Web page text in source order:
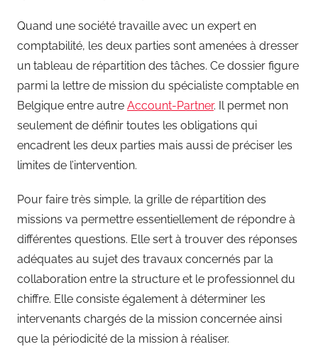
Quand une société travaille avec un expert en
comptabilité, les deux parties sont amenées à dresser
un tableau de répartition des tâches. Ce dossier figure
parmi la lettre de mission du spécialiste comptable en
Belgique entre autre Account-Partner. Il permet non
seulement de définir toutes les obligations qui
encadrent les deux parties mais aussi de préciser les
limites de l’intervention.
Pour faire très simple, la grille de répartition des
missions va permettre essentiellement de répondre à
différentes questions. Elle sert à trouver des réponses
adéquates au sujet des travaux concernés par la
collaboration entre la structure et le professionnel du
chiffre. Elle consiste également à déterminer les
intervenants chargés de la mission concernée ainsi
que la périodicité de la mission à réaliser.